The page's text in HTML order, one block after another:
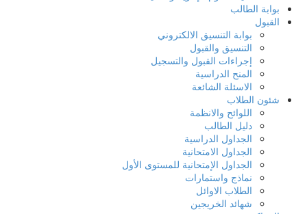
بوابة الطالب
القبول
بوابة التنسيق الالكتروني
التنسيق والقبول
إجراءات القبول والتسجيل
المنح الدراسية
الاسئلة الشائعة
شئون الطلاب
اللوائح والانظمة
دليل الطالب
الجداول الدراسية
الجداول الامتحانية
الجداول الإمتحانية للمستوى الأول
نماذج واستمارات
الطلاب الاوائل
شهائد الخريجين